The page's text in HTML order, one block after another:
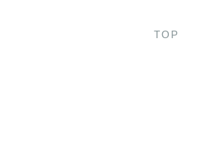
TOP